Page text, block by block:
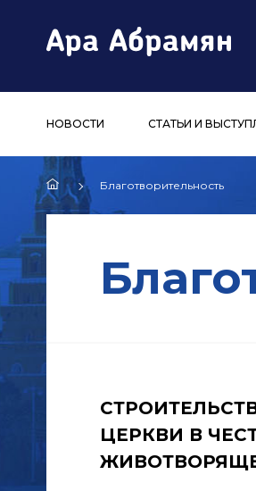
НОВОСТИ СТАТЬИ И
Благотворительность
ЦЕРКВИ В